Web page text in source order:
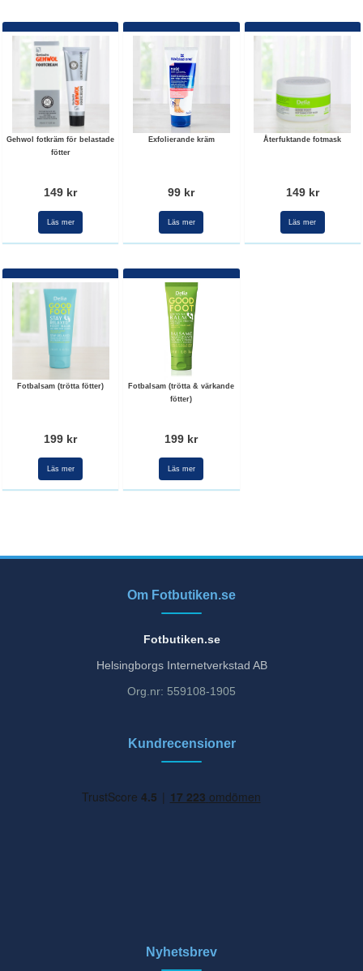
Gehwol fotkräm för belastade
fötter
149 kr
Läs mer
Exfolierande kräm
99 kr
Läs mer
Återfuktande fotmask
149 kr
Läs mer
Fotbalsam (trötta fötter)
199 kr
Läs mer
Fotbalsam (trötta & värkande
fötter)
199 kr
Läs mer
Om Fotbutiken.se
Fotbutiken.se
Helsingborgs Internetverkstad AB
Org.nr: 559108-1905
Kundrecensioner
Nyhetsbrev